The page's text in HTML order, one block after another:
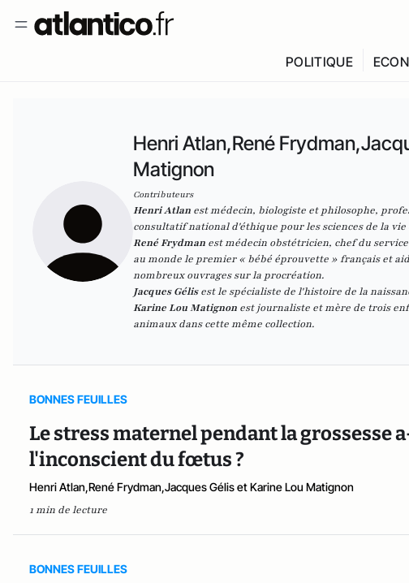
POLITIQUE
Henri Atlan,René
Matignon
Contributeurs
Henri Atlan est médecin, biologiste et philosophe,
consultatif national d'éthique pour les sciences de la
René Frydman est médecin obstétricien, chef du
au monde le premier « bébé éprouvette » français et
nombreux ouvrages sur la procréation.
Jacques Gélisest le spécialiste de l'histoire de la
Karine Lou Matignon est journaliste et mère de trois
animaux dans cette même collection.
BONNES FEUILLES
Le stress maternel pendant la grossesse
l'inconscient du fœtus ?
Henri Atlan,René Frydman,Jacques Gélis et Karine Lou Matignon
1 min de lecture
BONNES FEUILLES